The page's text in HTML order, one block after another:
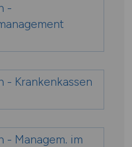
-
- Krankenkassen
- Managem. im